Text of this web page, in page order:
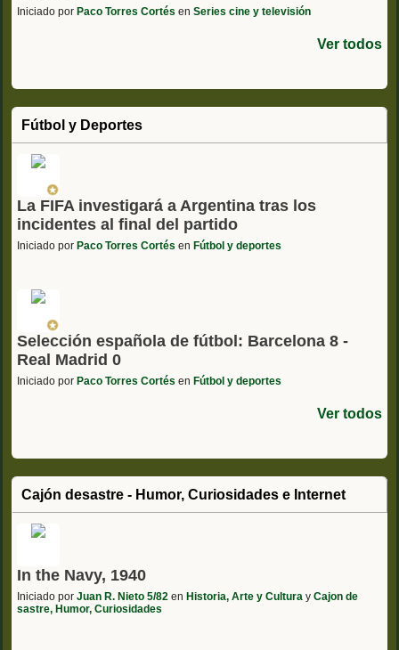
Iniciado por Paco Torres Cortés en Series cine y televisión
Ver todos
Fútbol y Deportes
La FIFA investigará a Argentina tras los
incidentes al final del partido
Iniciado por Paco Torres Cortés en Fútbol y deportes
Selección española de fútbol: Barcelona 8 -
Real Madrid 0
Iniciado por Paco Torres Cortés en Fútbol y deportes
Ver todos
Cajón desastre - Humor, Curiosidades e Internet
In the Navy, 1940
Iniciado por Juan R. Nieto 5/82 en Historia, Arte y Cultura y Cajon de
sastre, Humor, Curiosidades